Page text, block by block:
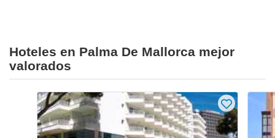
Hoteles en Palma De Mallorca mejor
valorados